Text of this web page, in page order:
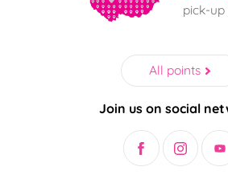
pick-up
All points
Join us on social